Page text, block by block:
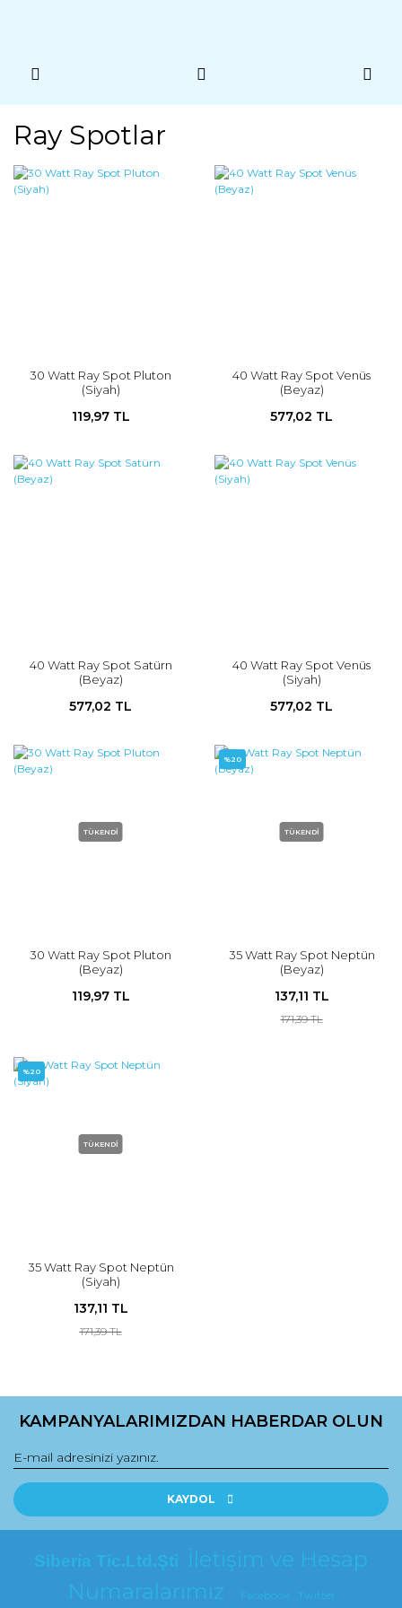
Ray Spotlar
30 Watt Ray Spot Pluton
(Siyah)
119,97 TL
40 Watt Ray Spot Venüs
(Beyaz)
577,02 TL
40 Watt Ray Spot Satürn
(Beyaz)
577,02 TL
40 Watt Ray Spot Venüs
(Siyah)
577,02 TL
TÜKENDİ
30 Watt Ray Spot Pluton
(Beyaz)
119,97 TL
%20
TÜKENDİ
35 Watt Ray Spot Neptün
(Beyaz)
137,11 TL
171,39 TL
%20
TÜKENDİ
35 Watt Ray Spot Neptün
(Siyah)
137,11 TL
171,39 TL
KAMPANYALARIMIZDAN HABERDAR OLUN
KAYDOL
Siberia Tic.Ltd.Şti
İletişim ve Hesap
Numaralarımız
Facebook Twitter